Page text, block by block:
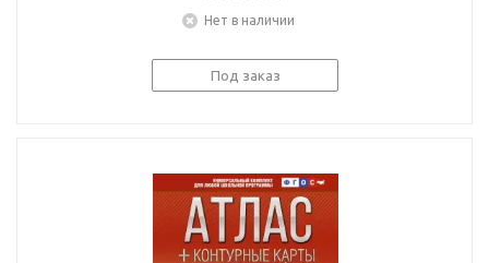
Нет в наличии
Под заказ